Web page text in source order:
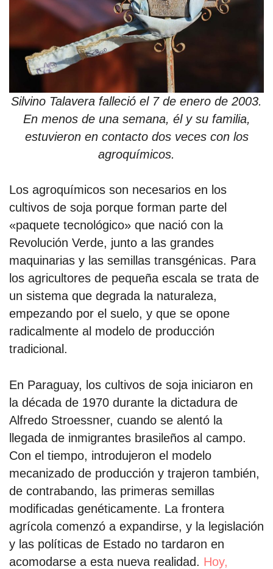
Silvino Talavera falleció el 7 de enero de 2003.
En menos de una semana, él y su familia,
estuvieron en contacto dos veces con los
agroquímicos.
Los agroquímicos son necesarios en los
cultivos de soja porque forman parte del
«paquete tecnológico» que nació con la
Revolución Verde, junto a las grandes
maquinarias y las semillas transgénicas. Para
los agricultores de pequeña escala se trata de
un sistema que degrada la naturaleza,
empezando por el suelo, y que se opone
radicalmente al modelo de producción
tradicional.
En Paraguay, los cultivos de soja iniciaron en
la década de 1970 durante la dictadura de
Alfredo Stroessner, cuando se alentó la
llegada de inmigrantes brasileños al campo.
Con el tiempo, introdujeron el modelo
mecanizado de producción y trajeron también,
de contrabando, las primeras semillas
modificadas genéticamente. La frontera
agrícola comenzó a expandirse, y la legislación
y las políticas de Estado no tardaron en
acomodarse a esta nueva realidad. Hoy,